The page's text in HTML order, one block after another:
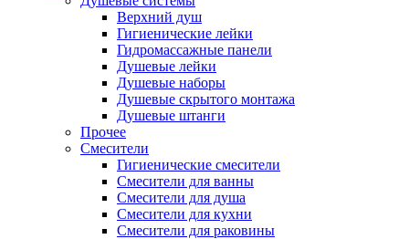
Верхний душ
Гигиенические лейки
Гидромассажные панели
Душевые лейки
Душевые наборы
Душевые скрытого монтажа
Душевые штанги
Прочее
Смесители
Гигиенические смесители
Смесители для ванны
Смесители для душа
Смесители для кухни
Смесители для раковины